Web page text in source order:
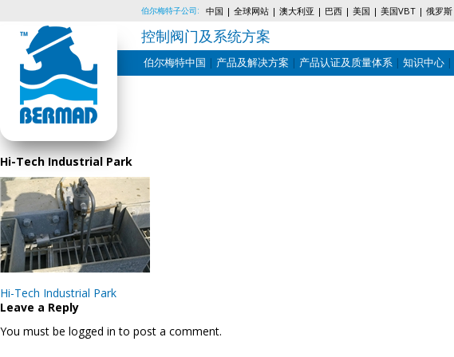
Skip
content
伯尔梅特子公司: 中国 全球网站 澳大利亚 巴西 美国 美国VBT 俄罗斯
控制阀门及系统方案
伯尔梅特中国 产品及解决方案 产品认证及质量体系 知识中心
Hi-Tech Industrial Park
Post
navigation
Hi-Tech Industrial Park
Leave a Reply
You must be logged in to post a comment.